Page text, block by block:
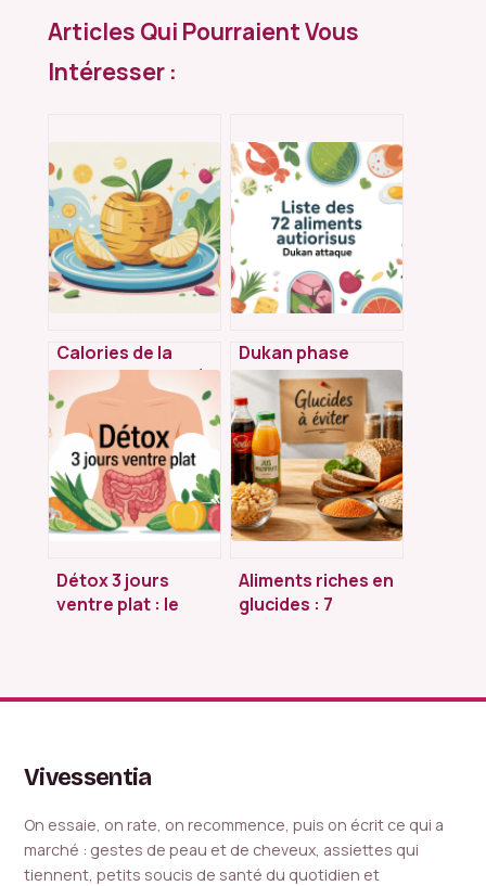
Articles Qui Pourraient Vous
Intéresser :
Calories de la
pomme de terre à
l’eau : valeurs,
portions et impact
minceur
Dukan phase
d’attaque : liste
complète des 72
aliments autorisés
Détox 3 jours
ventre plat : le
Aliments riches en
glucides : 7
glycémie
Vivessentia
On essaie, on rate, on recommence, puis on écrit ce qui a
marché : gestes de peau et de cheveux, assiettes qui
tiennent, petits soucis de santé du quotidien et